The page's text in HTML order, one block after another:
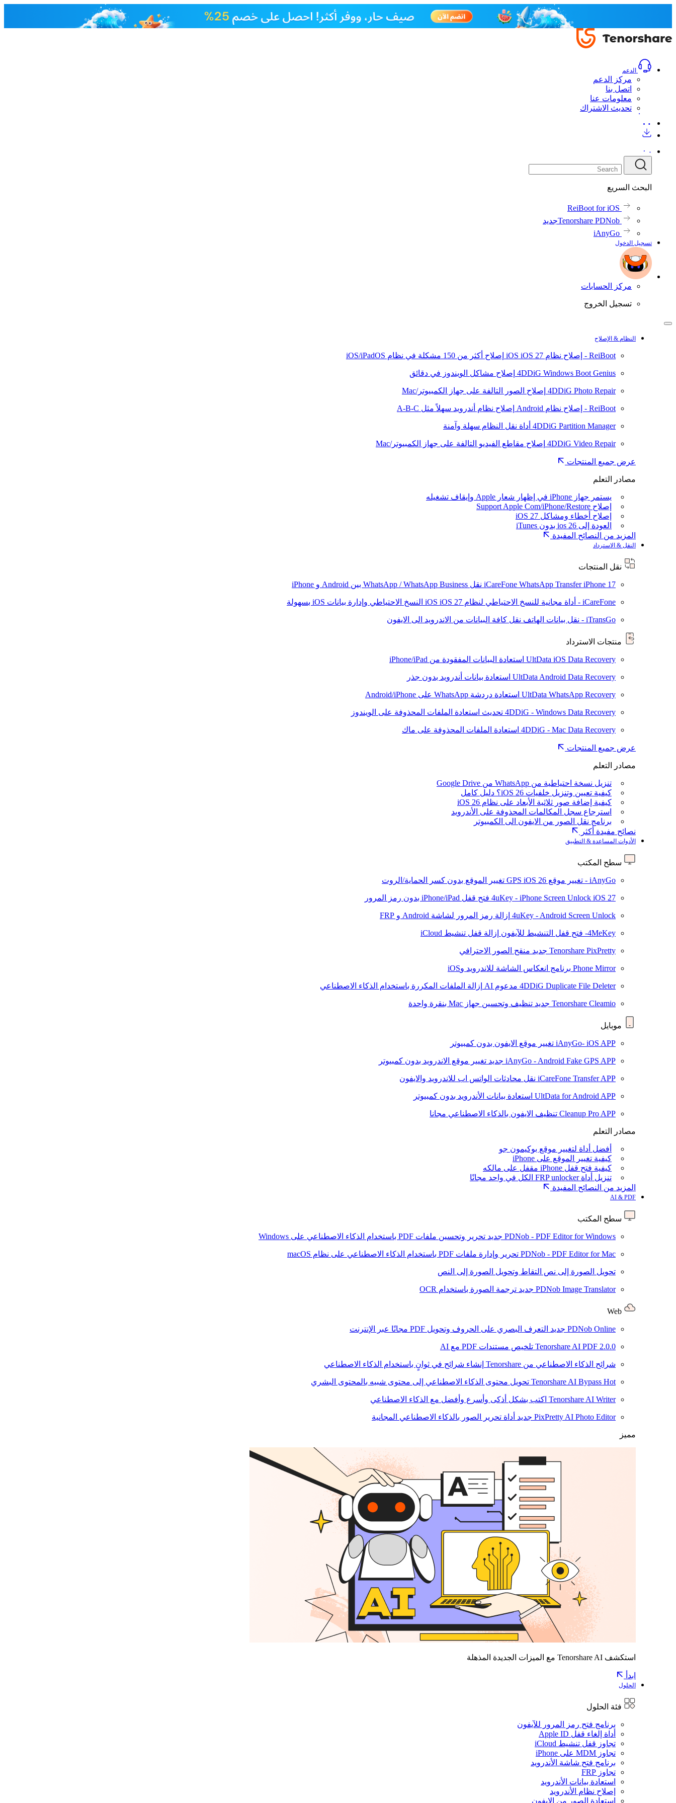
الدعم
مركز الدعم
اتصل بنا
معلومات عنا
تحديث الاشتراك
البحث السريع
ReiBoot for iOS
Tenorshare PDNobجديد
iAnyGo
تسجيل الدخول
مركز الحسابات
تسجيل الخروج
النظام & الإصلاح
ReiBoot - إصلاح نظام iOS iOS 27 إصلاح أكثر من 150 مشكلة في نظام iOS/iPadOS
4DDiG Windows Boot Genius إصلاح مشاكل الويندوز في دقائق
4DDiG Photo Repair إصلاح الصور التالفة على جهاز الكمبيوتر/Mac
ReiBoot - إصلاح نظام Android إصلاح نظام أندرويد سهلاً مثل A-B-C
4DDiG Partition Manager أداة نقل النظام سهلة وآمنة
4DDiG Video Repair إصلاح مقاطع الفيديو التالفة على جهاز الكمبيوتر/Mac
عرض جميع المنتجات
مصادر التعلم
يستمر جهاز iPhone في إظهار شعار Apple وإيقاف تشغيله
إصلاح Support Apple Com/iPhone/Restore
إصلاح أخطاء ومشاكل iOS 27
العودة إلى ios 26 بدون iTunes
المزيد من النصائح المفيدة
النقل & الاسترداد
نقل المنتجات
iCareFone WhatsApp TransferiPhone 17 نقل WhatsApp / WhatsApp Business بين Android و iPhone
iCareFone - أداة مجانية للنسخ الاحتياطي لنظام iOS iOS 27 النسخ الاحتياطي وإدارة بيانات iOS بسهولة
iTransGo - نقل بيانات الهاتف نقل كافة البيانات من الاندرويد الى الايفون
منتجات الاسترداد
UltData iOS Data Recovery استعادة البيانات المفقودة من iPhone/iPad
UltData Android Data Recovery استعادة بيانات أندرويد بدون جذر
UltData WhatsApp Recovery استعادة دردشة WhatsApp على Android/iPhone
4DDiG - Windows Data Recovery تحديث استعادة الملفات المحذوفة على الويندوز
4DDiG - Mac Data Recovery استعادة الملفات المحذوفة على ماك
عرض جميع المنتجات
مصادر التعلم
تنزيل نسخة احتياطية من WhatsApp من Google Drive
كيفية تعيين وتنزيل خلفيات iOS 26؟ دليل كامل
كيفية إضافة صور ثلاثية الأبعاد على نظام iOS 26
استرجاع سجل المكالمات المحذوفة على الأندرويد
برنامج نقل الصور من الايفون الى الكمبيوتر
نصائح مفيدة أكثر
الأدوات المساعدة & التطبيق
سطح المكتب
iAnyGo - تغيير موقع GPS iOS 26 تغيير الموقع بدون كسر الحماية/الروت
4uKey - iPhone Screen Unlock iOS 27 فتح قفل iPhone/iPad بدون رمز المرور
4uKey - Android Screen Unlock إزالة رمز المرور لشاشة Android و FRP
4MeKey- فتح قفل التنشيط للآيفون إزالة قفل تنشيط iCloud
Tenorshare PixPretty جديد منقح الصور الاحترافي
Phone Mirror برنامج انعكاس الشاشة للاندرويد وiOS
4DDiG Duplicate File Deleter مدعوم AI إزالة الملفات المكررة باستخدام الذكاء الاصطناعي
Tenorshare Cleamio جديد تنظيف وتحسين جهاز Mac بنقرة واحدة
موبايل
iAnyGo- iOS APP تغيير موقع الايفون بدون كمبيوتر
iAnyGo - Android Fake GPS APP جديد تغيير موقع الاندرويد بدون كمبيوتر
iCareFone Transfer APP نقل محادثات الواتس اب للاندرويد والايفون
UltData for Android APP استعادة بيانات الأندرويد بدون كمبيوتر
Cleanup Pro APP تنظيف الايفون بالذكاء الاصطناعي مجانا
مصادر التعلم
أفضل أداة لتغيير موقع بوكيمون جو
كيفية تغيير الموقع على iPhone
كيفية فتح قفل iPhone مقفل على مالكه
تنزيل أداة FRP unlocker الكل في واحد مجانًا
المزيد من النصائح المفيدة
AI & PDF
سطح المكتب
PDNob - PDF Editor for Windows جديد تحرير وتحسين ملفات PDF باستخدام الذكاء الاصطناعي على Windows
PDNob - PDF Editor for Mac تحرير وإدارة ملفات PDF باستخدام الذكاء الاصطناعي على نظام macOS
تحويل الصورة إلى نص التقاط وتحويل الصورة إلى النص
PDNob Image Translator جديد ترجمة الصورة باستخدام OCR
PDNob Online جديد التعرف البصري على الحروف وتحويل PDF مجانًا عبر الإنترنت
Tenorshare AI PDF 2.0.0 تلخيص مستندات PDF مع AI
شرائح الذكاء الاصطناعي من Tenorshare إنشاء شرائح في ثوانٍ باستخدام الذكاء الاصطناعي
Tenorshare AI Bypass Hot تحويل محتوى الذكاء الاصطناعي إلى محتوى شبيه بالمحتوى البشري
Tenorshare AI Writer اكتب بشكل أذكى وأسرع وأفضل مع الذكاء الاصطناعي
PixPretty AI Photo Editor جديد أداة تحرير الصور بالذكاء الاصطناعي المجانية
مميز
استكشف Tenorshare AI مع الميزات الجديدة المذهلة
ابدأ
الحلول
فئة الحلول
برنامج فتح رمز المرور للآيفون
أداة إلغاء قفل Apple ID
تجاوز قفل تنشيط iCloud
تجاوز MDM على iPhone
برنامج فتح شاشة الأندرويد
تجاوز FRP
استعادة بيانات الأندرويد
إصلاح نظام الأندرويد
استعادة الصور من الايفون